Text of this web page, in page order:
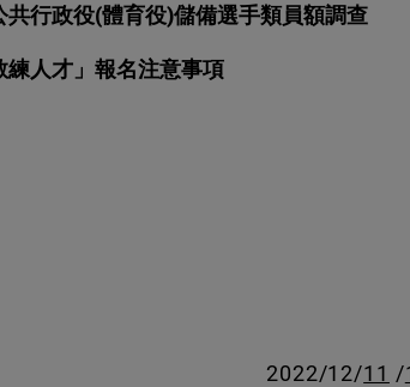
共行政役(體育役)儲備選手類員額調查
人才」報名注意事項
2022/12/11 /